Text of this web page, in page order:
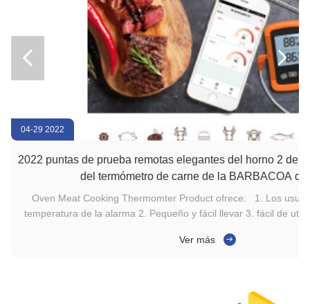
04-29 2022
2022 puntas de prueba remotas elegantes del horno 2 de
del termómetro de carne de la BARBACOA de
Oven Meat Cooking Thermomter Product ofrece: 1. Los usuarios pueden fijar la
temperatura de la alarma 2. Pequeño y fácil llevar 3. fácil de utilizar 4. El cable es el
color con el bolso del algodón, abrazadera de la punta de prueba Envío Mar
Ver más
 